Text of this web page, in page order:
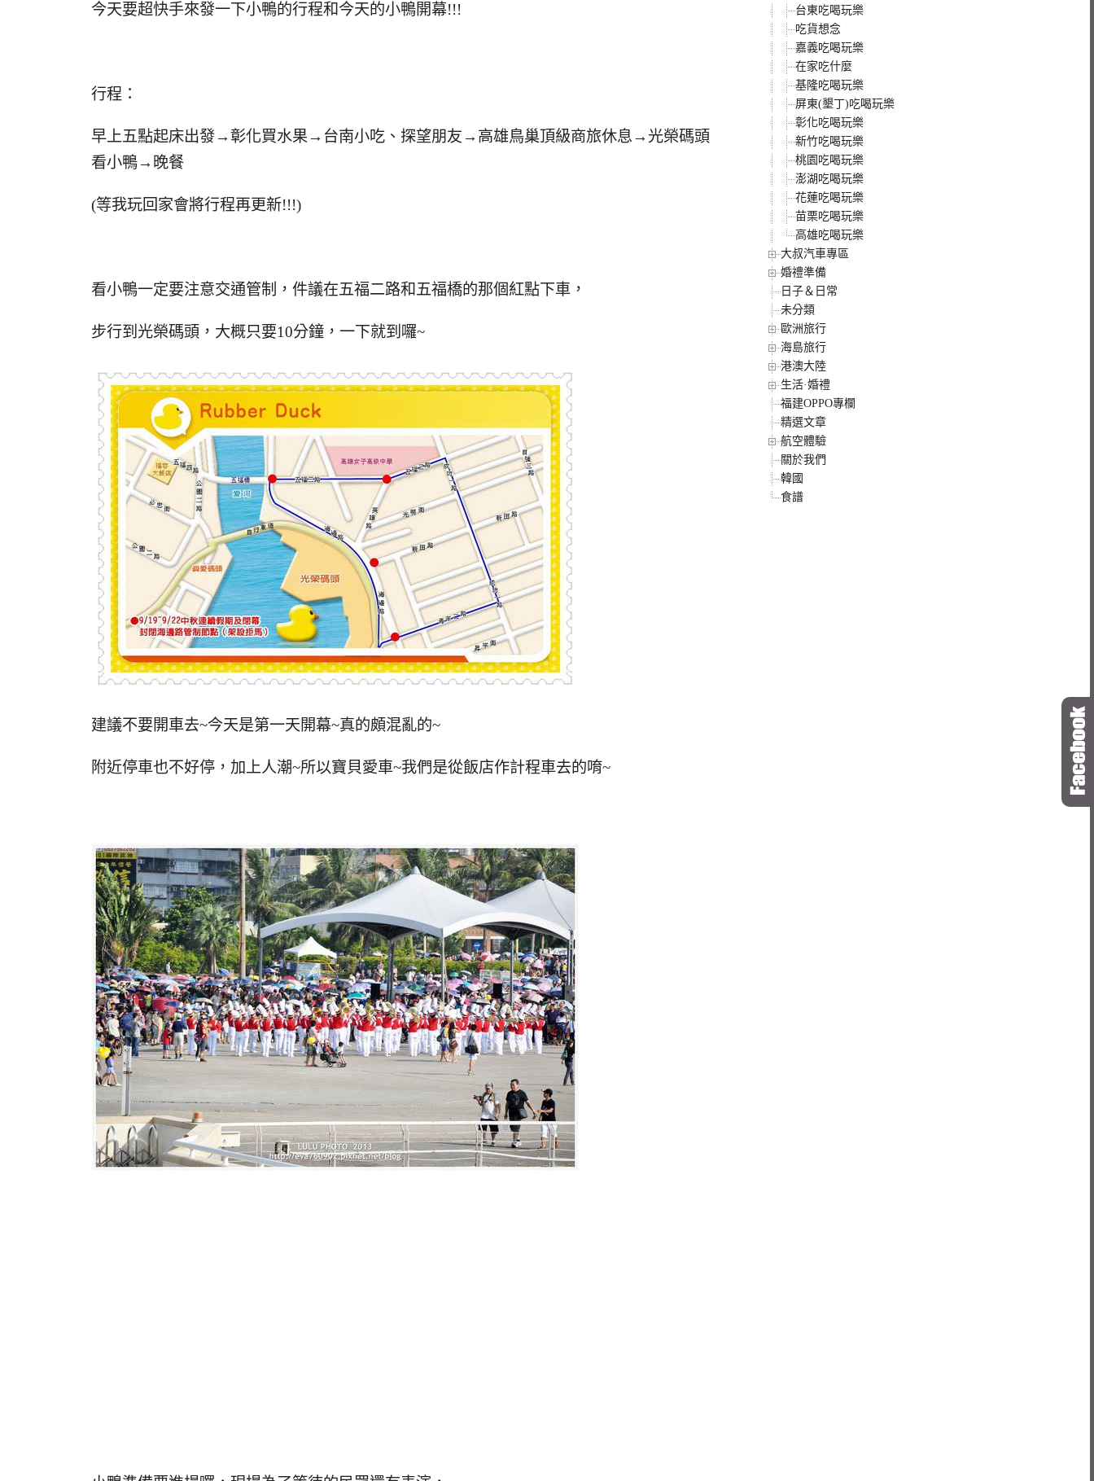
今天要超快手來發一下小鴨的行程和今天的小鴨開幕!!!
行程：
早上五點起床出發→彰化買水果→台南小吃、探望朋友→高雄鳥巢頂級商旅休息→光榮碼頭
看小鴨→晚餐
(等我玩回家會將行程再更新!!!)
看小鴨一定要注意交通管制，件議在五福二路和五福橋的那個紅點下車，
步行到光榮碼頭，大概只要10分鐘，一下就到囉~
建議不要開車去~今天是第一天開幕~真的頗混亂的~
附近停車也不好停，加上人潮~所以寶貝愛車~我們是從飯店作計程車去的唷~
台東吃喝玩樂
吃貨想念
嘉義吃喝玩樂
在家吃什麼
基隆吃喝玩樂
屏東(墾丁)吃喝玩樂
彰化吃喝玩樂
新竹吃喝玩樂
桃園吃喝玩樂
澎湖吃喝玩樂
花蓮吃喝玩樂
苗栗吃喝玩樂
高雄吃喝玩樂
大叔汽車專區
婚禮準備
日子＆日常
未分類
歐洲旅行
海島旅行
港澳大陸
生活·婚禮
福建OPPO專欄
精選文章
航空體驗
關於我們
韓國
食譜